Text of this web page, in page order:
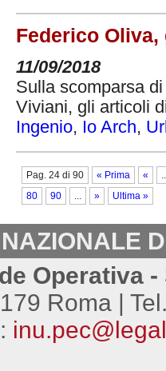
Federico
11/09/2018
Sulla scomparsa
Viviani, gli articoli
Ingenio, Io Arch,
Pag. 24 di 90 « Prima «
80
90 » Ultima »
Operativa
Roma |